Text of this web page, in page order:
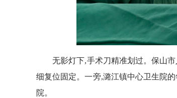
无影灯下,手术刀精准划过。保山市
细复位固定。一旁,潞江镇中心卫生院
院。